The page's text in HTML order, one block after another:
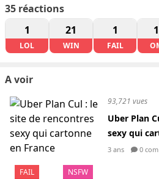
35 réactions
1
LOL
21
WIN
1
FAIL
A voir
FAIL NSFW
93,721 vues
Uber Plan
sexy qui
3 ans 0 com